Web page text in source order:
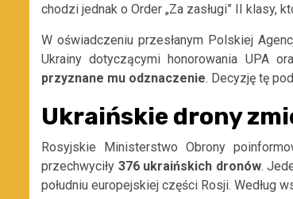
chodzi jednak o Order „Za zasługi” II klasy,
W oświadczeniu przesłanym Polskiej
Ukrainy dotyczącymi honorowania UPA
przyznane mu odznaczenie. Decyzję tę
Ukraińskie drony
Rosyjskie Ministerstwo Obrony
przechwyciły 376 ukraińskich dronów.
południu europejskiej części Rosji. Według